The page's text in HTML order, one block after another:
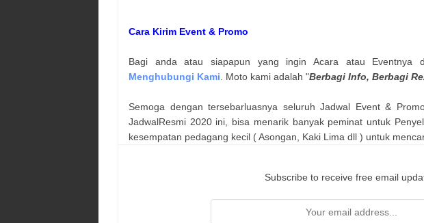
Cara Kirim Event & Promo
Bagi anda atau siapapun yang ingin Acara atau Eventnya
Menghubungi Kami. Moto kami adalah "Berbagi Info, Berbagi
Semoga dengan tersebarluasnya seluruh Jadwal Event &
JadwalResmi 2020 ini, bisa menarik banyak peminat untuk
kesempatan pedagang kecil ( Asongan, Kaki Lima dll ) untuk
Subscribe to receive free email